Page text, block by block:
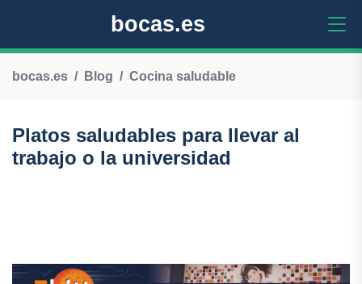
bocas.es
bocas.es Blog Cocina saludable
Platos saludables para llevar al
trabajo o la universidad